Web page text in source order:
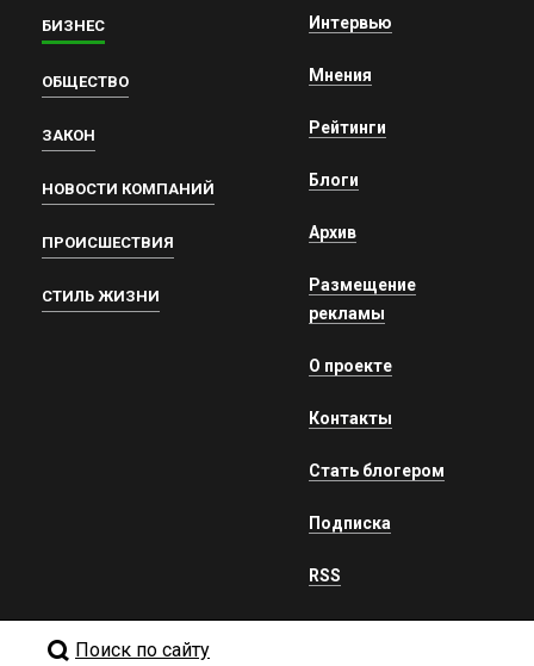
БИЗНЕС
ОБЩЕСТВО
ЗАКОН
НОВОСТИ КОМПАНИЙ
ПРОИСШЕСТВИЯ
СТИЛЬ ЖИЗНИ
Интервью
Мнения
Рейтинги
Блоги
Архив
Размещение
рекламы
О проекте
Контакты
Стать блогером
Подписка
RSS
Поиск по сайту